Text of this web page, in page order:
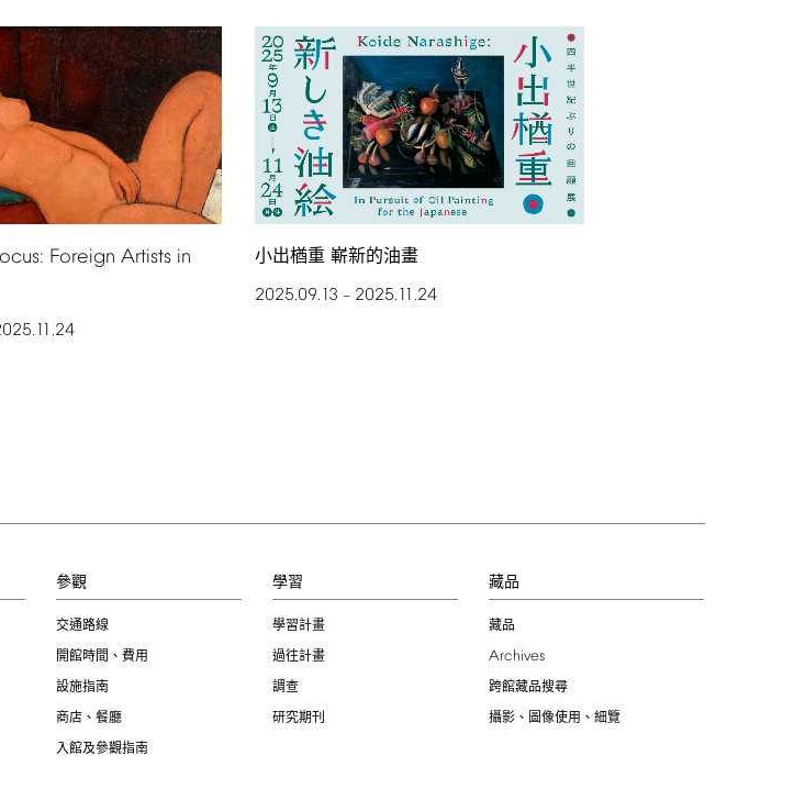
Foreign Artists in
小出楢重 嶄新的油畫
2025.09.13 – 2025.11.24
參觀
交通路線
開館時間、費用
設施指南
商店、餐廳
入館及參觀指南
學習
學習計畫
過往計畫
調查
研究期刊
藏品
藏品
Archives
跨館藏品搜尋
攝影、圖像使用、細覽